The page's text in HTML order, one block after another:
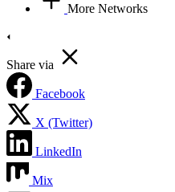
More Networks
Share via
Facebook
X (Twitter)
LinkedIn
Mix